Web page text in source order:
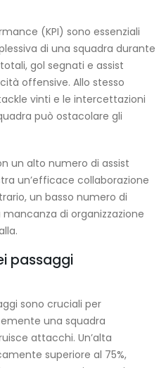
(KPI) sono essenziali
di una squadra durante
gol segnati e assist
offensive. Allo stesso
vinti e le intercettazioni
può ostacolare gli
un alto numero di assist
un’efficace collaborazione
un basso numero di
di organizzazione
passaggi
sono cruciali per
una squadra
attacchi. Un’alta
superiore al 75%,